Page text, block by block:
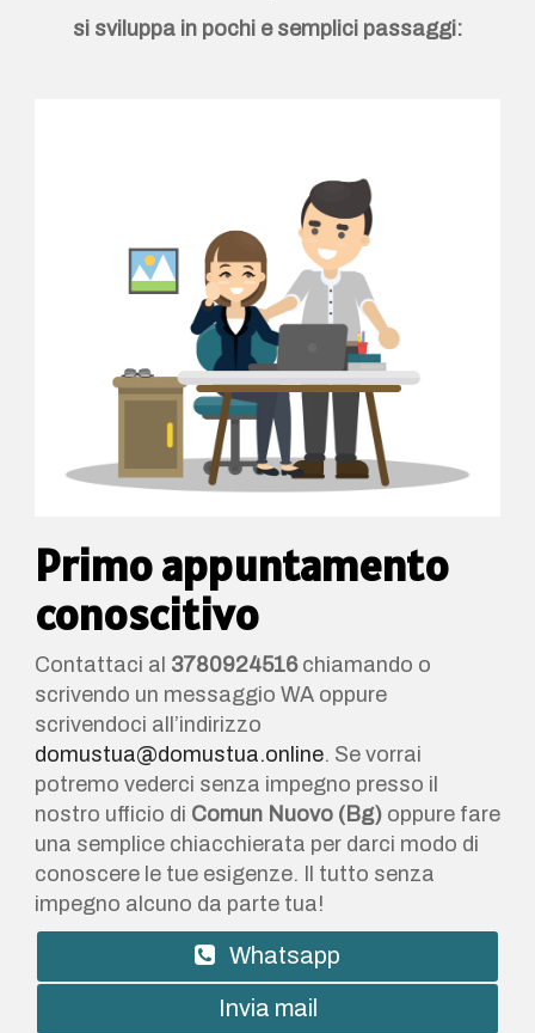
si sviluppa in pochi e semplici passaggi:
Primo appuntamento
conoscitivo
Contattaci al 3780924516chiamando o
scrivendo un messaggio WA oppure
scrivendoci all’indirizzo
domustua@domustua.online. Se vorrai
potremo vederci senza impegno presso il
nostro ufficio di Comun Nuovo (Bg) oppure fare
una semplice chiacchierata per darci modo di
conoscere le tue esigenze. Il tutto senza
impegno alcuno da parte tua!
Whatsapp
Invia mail